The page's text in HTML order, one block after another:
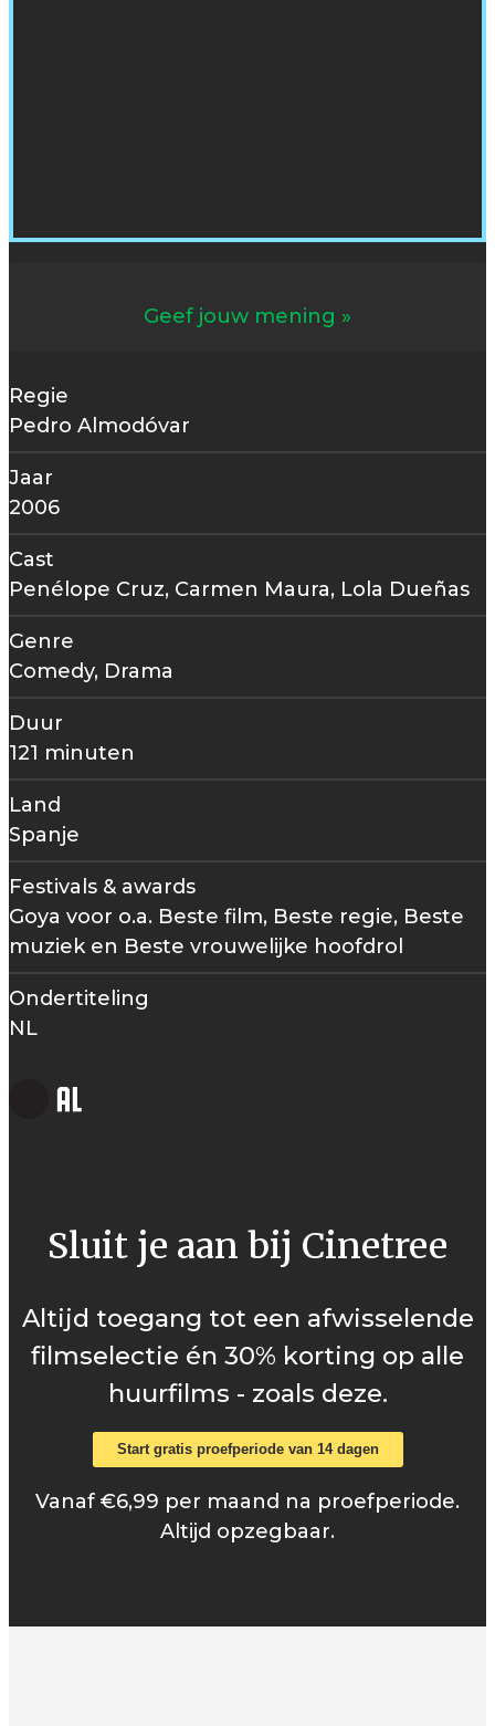
Geef jouw mening
Regie
Pedro Almodóvar
Jaar
2006
Cast
Penélope Cruz, Carmen Maura, Lola Dueñas
Genre
Comedy, Drama
Duur
121 minuten
Land
Spanje
Festivals & awards
Goya voor o.a. Beste film, Beste regie, Beste
muziek en Beste vrouwelijke hoofdrol
Ondertiteling
NL
Sluit je aan bij Cinetree
Altijd toegang tot een afwisselende
filmselectie én 30% korting op alle
huurfilms - zoals deze.
Start gratis proefperiode van 14 dagen
Vanaf €6,99 per maand na proefperiode.
Altijd opzegbaar.